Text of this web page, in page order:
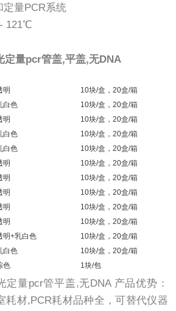
定量PCR系统
121℃
定量pcr管盖,平盖,无DNA
明
10块/盒，20盒/箱
白色
10块/盒，20盒/箱
明
10块/盒，20盒/箱
白色
10块/盒，20盒/箱
白色
10块/盒，20盒/箱
明
10块/盒，20盒/箱
明
10块/盒，20盒/箱
明
10块/盒，20盒/箱
明
10块/盒，20盒/箱
明
10块/盒，20盒/箱
明+乳白色
10块/盒，20盒/箱
白色
10块/盒，20盒/箱
色 1块/包
定量pcr管平盖,无DNA 产品优势：
耗材,PCR耗材品种全，可替代仪器